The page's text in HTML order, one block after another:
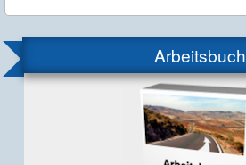
Arbeitsbuch